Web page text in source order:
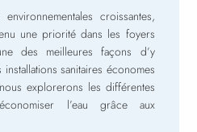
croissantes,
une priorité dans les foyers
des meilleures façons d’y
sanitaires économes
explorerons les différentes
l’eau grâce aux